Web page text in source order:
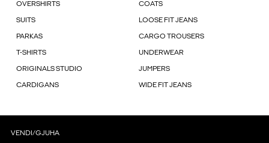
OVERSHIRTS COATS
SUITS LOOSE FIT JEANS
PARKAS CARGO TROUSERS
T-SHIRTS UNDERWEAR
ORIGINALS STUDIO JUMPERS
CARDIGANS WIDE FIT JEANS
VENDI/GJUHA